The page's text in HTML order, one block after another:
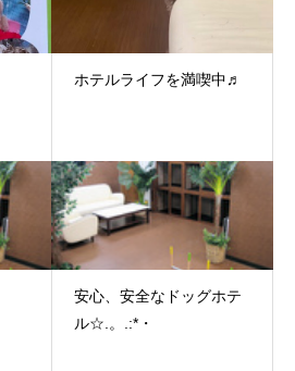
ホテルライフを満喫中♬
安心、安全なドッグホテ
ル☆.。.:*・